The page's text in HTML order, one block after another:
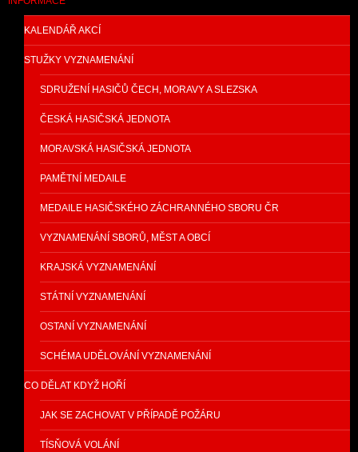
KALENDÁŘ AKCÍ
STUŽKY VYZNAMENÁNÍ
SDRUŽENÍ HASIČŮ ČECH, MORAVY A SLEZSKA
ČESKÁ HASIČSKÁ JEDNOTA
MORAVSKÁ HASIČSKÁ JEDNOTA
PAMĚTNÍ MEDAILE
MEDAILE HASIČSKÉHO ZÁCHRANNÉHO SBORU ČR
VYZNAMENÁNÍ SBORŮ, MĚST A OBCÍ
KRAJSKÁ VYZNAMENÁNÍ
STÁTNÍ VYZNAMENÁNÍ
OSTANÍ VYZNAMENÁNÍ
SCHÉMA UDĚLOVÁNÍ VYZNAMENÁNÍ
CO DĚLAT KDYŽ HOŘÍ
JAK SE ZACHOVAT V PŘÍPADĚ POŽÁRU
TÍSŇOVÁ VOLÁNÍ